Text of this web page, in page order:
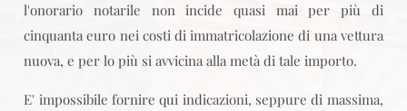
l'onorario notarile non incide quasi mai per più di
cinquanta euro nei costi di immatricolazione di una vettura
nuova, e per lo più si avvicina alla metà di tale importo.
E' impossibile fornire qui indicazioni, seppure di massima,